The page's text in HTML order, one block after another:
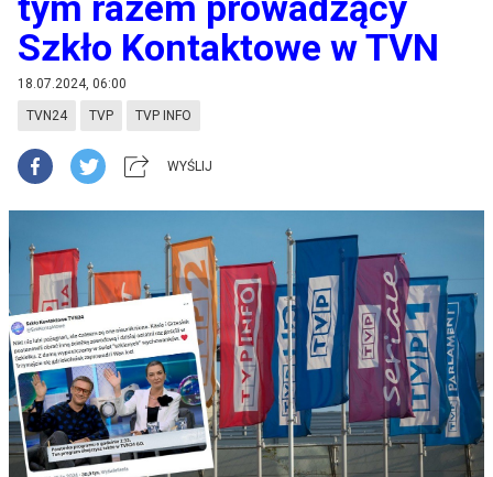
Szkło Kontaktowe w TVN
18.07.2024, 06:00
TVN24 TVP TVP INFO
WYŚLIJ